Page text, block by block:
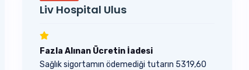
Liv Hospital Ulus
Fazla Alınan Ücretin İadesi
Sağlık sigortamın ödemediği tutarın 5319,60